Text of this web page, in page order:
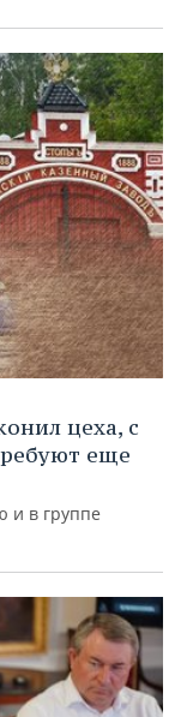
цеха, с
еще
и в группе